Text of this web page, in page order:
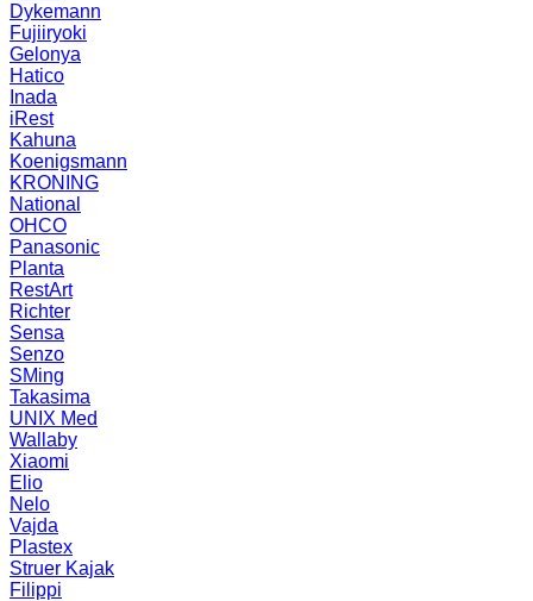
Dykemann
Fujiiryoki
Gelonya
Hatico
Inada
iRest
Kahuna
Koenigsmann
KRONING
National
OHCO
Panasonic
Planta
RestArt
Richter
Sensa
Senzo
SMing
Takasima
UNIX Med
Wallaby
Xiaomi
Elio
Nelo
Vajda
Plastex
Struer Kajak
Filippi